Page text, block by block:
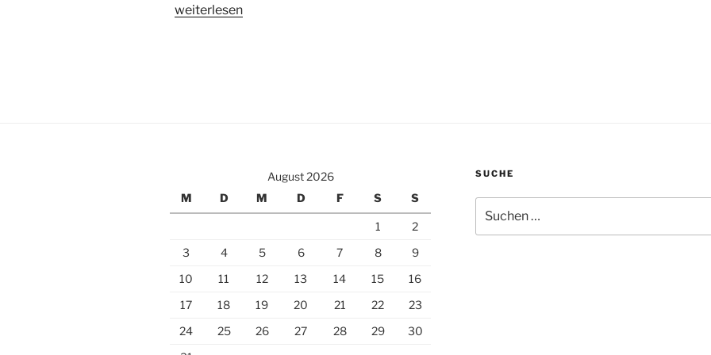
„Warum
für
Intervalle
und
nicht“
weiterlesen
August 2026
M
D M D F S S
1
2
3
4 5 6 7 8
9
10
11 12 13 14 15
16
17
18 19 20 21 22
23
24
25 26 27 28 29
30
SUCHE
nach: